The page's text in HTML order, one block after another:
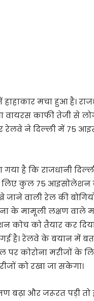
मचा हुआ है।
वायरस काफी तेजी से
रेलवे ने दिल्ली में 75
है कि राजधानी
लिए कुल 75 आइसोलेशन
वाली रेल की बोगियों
के मामूली लक्षण वाले
को तैयार कर दिया
है। रेलवे के बयान में
कोरोना मरीजों के
को रखा जा सकेगा।
बढ़ा और जरूरत पड़ी